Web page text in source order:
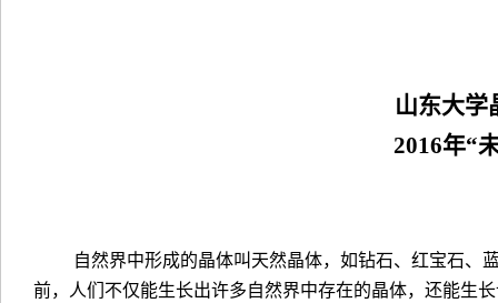
山东大学
2016年“
自然界中形成的晶体叫天然晶体，如钻石、红宝石、
前，人们不仅能生长出许多自然界中存在的晶体，还能生